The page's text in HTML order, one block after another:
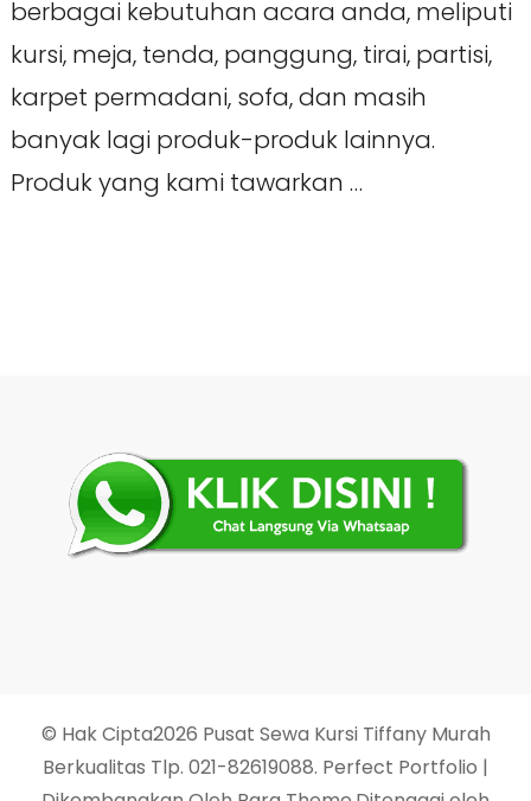
berbagai kebutuhan acara anda, meliputi
kursi, meja, tenda, panggung, tirai, partisi,
karpet permadani, sofa, dan masih
banyak lagi produk-produk lainnya.
Produk yang kami tawarkan …
© Hak Cipta2026 Pusat Sewa Kursi Tiffany Murah
Berkualitas Tlp. 021-82619088. Perfect Portfolio |